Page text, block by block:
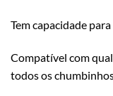
Tem capacidade
Compatível com
todos os